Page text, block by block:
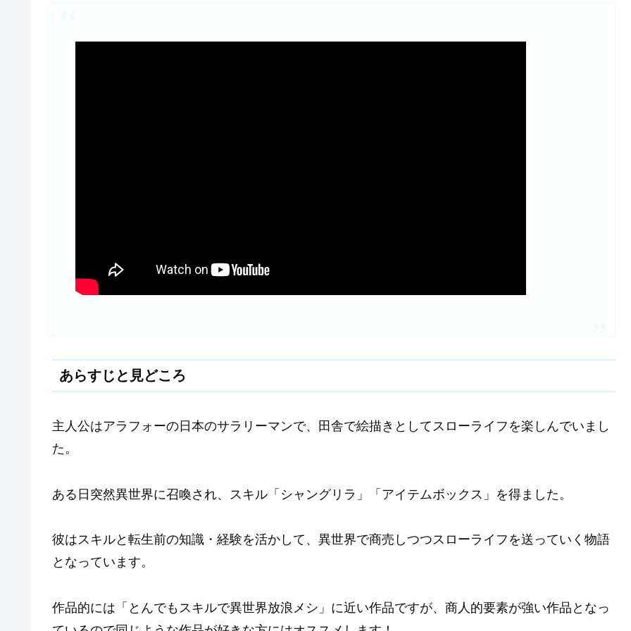
あらすじと見どころ
主人公はアラフォーの日本のサラリーマンで、田舎で絵描きとしてスローライフを楽しんでいまし
た。
ある日突然異世界に召喚され、スキル「シャングリラ」「アイテムボックス」を得ました。
彼はスキルと転生前の知識・経験を活かして、異世界で商売しつつスローライフを送っていく物語
となっています。
作品的には「とんでもスキルで異世界放浪メシ」に近い作品ですが、商人的要素が強い作品となっ